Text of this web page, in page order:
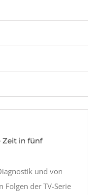
Zeit in fünf
und von
Folgen der TV-Serie